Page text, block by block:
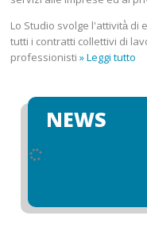
Lo Studio svolge l'attività̀
tutti i contratti collettivi di
professionisti» Leggi tutto
NEWS